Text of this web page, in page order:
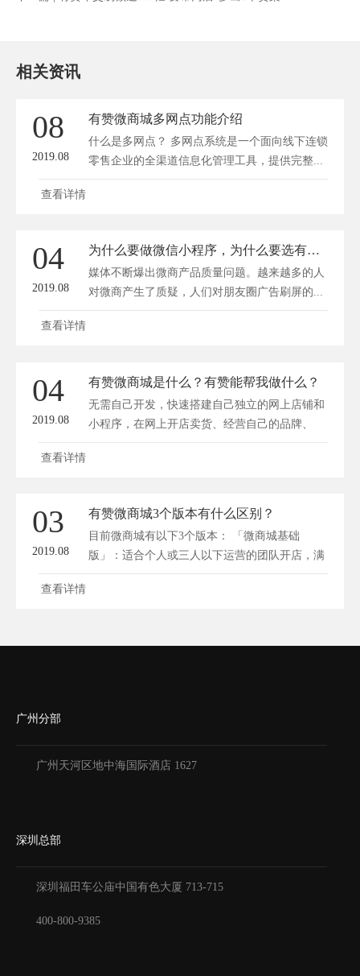
相关资讯
08
2019.08
有赞微商城多网点功能介绍
什么是多网点？ 多网点系统是一个面向线下连锁
零售企业的全渠道信息化管理工具，提供完整...
查看详情
04
2019.08
为什么要做微信小程序，为什么要选有赞微商城
媒体不断爆出微商产品质量问题。越来越多的人
对微商产生了质疑，人们对朋友圈广告刷屏的...
查看详情
04
2019.08
有赞微商城是什么？有赞能帮我做什么？
无需自己开发，快速搭建自己独立的网上店铺和
小程序，在网上开店卖货、经营自己的品牌、
积...
查看详情
03
2019.08
有赞微商城3个版本有什么区别？
目前微商城有以下3个版本： 「微商城基础
版」：适合个人或三人以下运营的团队开店，满
足商品...
查看详情
广州分部
广州天河区地中海国际酒店 1627
深圳总部
深圳福田车公庙中国有色大厦 713-715
400-800-9385